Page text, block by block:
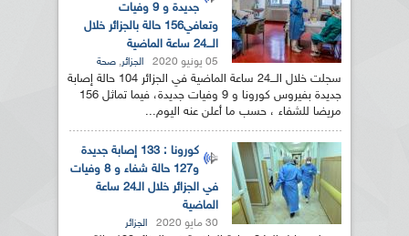
جديدة و 9 وفيات
وتعافي156 حالة بالجزائر خلال
الـــ24 ساعة الماضية
05 يونيو 2020 الجزائر, صحة
سجلت خلال الـــ24 ساعة الماضية في الجزائر 104 حالة إصابة
جديدة بفيروس كورونا و 9 وفيات جديدة، فيما تماثل 156
مريضا للشفاء ، حسب ما أعلن عنه اليوم...
كورونا : 133 إصابة جديدة
و127 حالة شفاء و 8 وفيات
في الجزائر خلال الـ24 ساعة
الماضية
30 مايو 2020 الجزائر